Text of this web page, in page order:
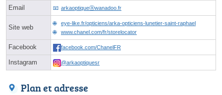
Email arkaoptiqueⓐwanadoo.fr
Site web
eye-like.fr/opticiens/arka-opticiens-lunetier-saint-raphael
www.chanel.com/fr/storelocator
Facebook facebook.com/ChanelFR
Instagram @arkaoptiquesr
Plan et adresse